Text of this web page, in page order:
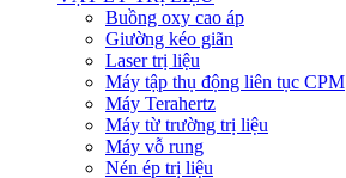
Buồng oxy cao áp
Giường kéo giãn
Laser trị liệu
Máy tập thụ động liên tục CPM
Máy Terahertz
Máy từ trường trị liệu
Máy vỗ rung
Nén ép trị liệu